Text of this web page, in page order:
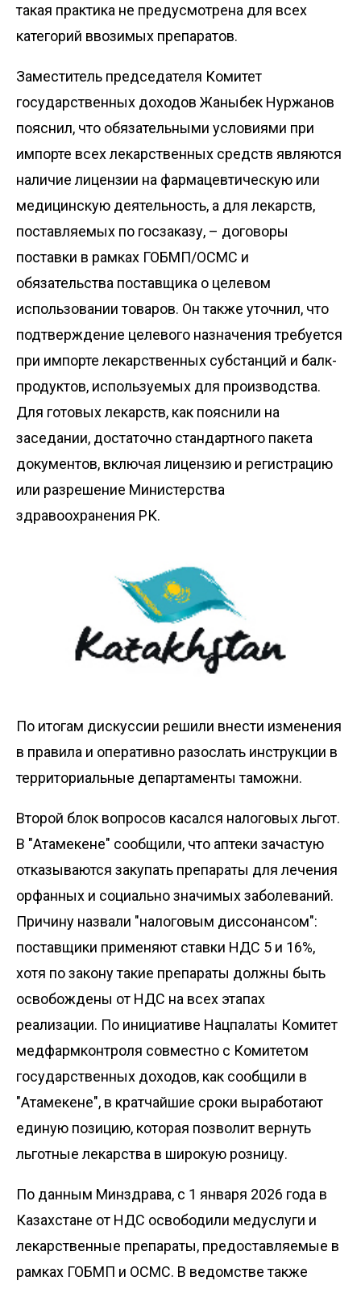
такая практика не предусмотрена для всех
категорий ввозимых препаратов.
Заместитель председателя Комитет
государственных доходов Жаныбек Нуржанов
пояснил, что обязательными условиями при
импорте всех лекарственных средств являются
наличие лицензии на фармацевтическую или
медицинскую деятельность, а для лекарств,
поставляемых по госзаказу, – договоры
поставки в рамках ГОБМП/ОСМС и
обязательства поставщика о целевом
использовании товаров. Он также уточнил, что
подтверждение целевого назначения требуется
при импорте лекарственных субстанций и балк-
продуктов, используемых для производства.
Для готовых лекарств, как пояснили на
заседании, достаточно стандартного пакета
документов, включая лицензию и регистрацию
или разрешение Министерства
здравоохранения РК.
По итогам дискуссии решили внести изменения
в правила и оперативно разослать инструкции в
территориальные департаменты таможни.
Второй блок вопросов касался налоговых льгот.
В "Атамекене" сообщили, что аптеки зачастую
отказываются закупать препараты для лечения
орфанных и социально значимых заболеваний.
Причину назвали "налоговым диссонансом":
поставщики применяют ставки НДС 5 и 16%,
хотя по закону такие препараты должны быть
освобождены от НДС на всех этапах
реализации. По инициативе Нацпалаты Комитет
медфармконтроля совместно с Комитетом
государственных доходов, как сообщили в
"Атамекене", в кратчайшие сроки выработают
единую позицию, которая позволит вернуть
льготные лекарства в широкую розницу.
По данным Минздрава, с 1 января 2026 года в
Казахстане от НДС освободили медуслуги и
лекарственные препараты, предоставляемые в
рамках ГОБМП и ОСМС. В ведомстве также